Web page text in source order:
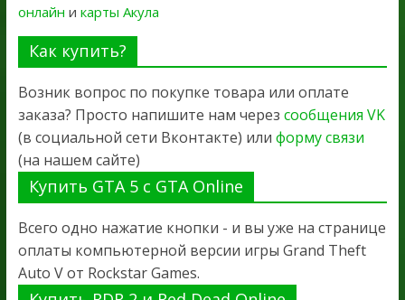
онлайн и карты Акула
Как купить?
Возник вопрос по покупке товара или оплате
заказа? Просто напишите нам через сообщения VK
(в социальной сети Вконтакте) или форму связи
(на нашем сайте)
Купить GTA 5 с GTA Online
Всего одно нажатие кнопки - и вы уже на странице
оплаты компьютерной версии игры Grand Theft
Auto V от Rockstar Games.